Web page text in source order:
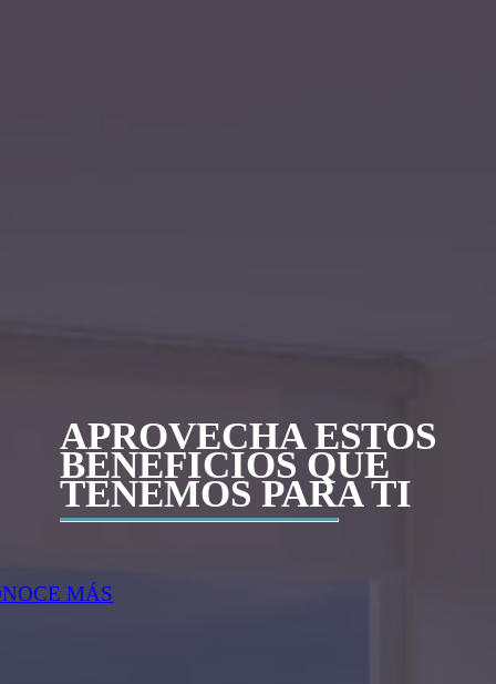
APROVECHA ESTOS
BENEFICIOS QUE
TENEMOS PARA TI
MÁS